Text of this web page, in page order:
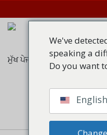
ਮੁੱਖ ਪੇਜ ਫਾਇਰ ਗਲੇਜ਼ਿੰਗ ਸੀਲਾਂ/
We've
speaking a
Do you want
English